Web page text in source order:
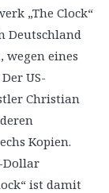
„The Clock“
Deutschland
eines
US-
Christian
Kopien.
Dollar
ist damit